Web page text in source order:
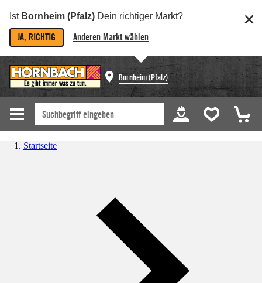
Ist Bornheim (Pfalz) Dein richtiger Markt?
JA, RICHTIG Anderen Markt wählen
Bornheim (Pfalz)
Startseite